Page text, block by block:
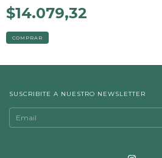
$14.079,32
COMPRAR
SUSCRIBITE A NUESTRO NEWSLETTER